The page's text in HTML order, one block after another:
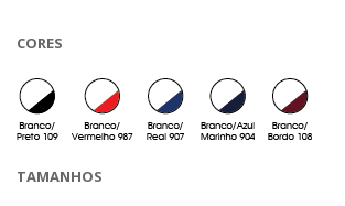
CORES
TAMANHOS